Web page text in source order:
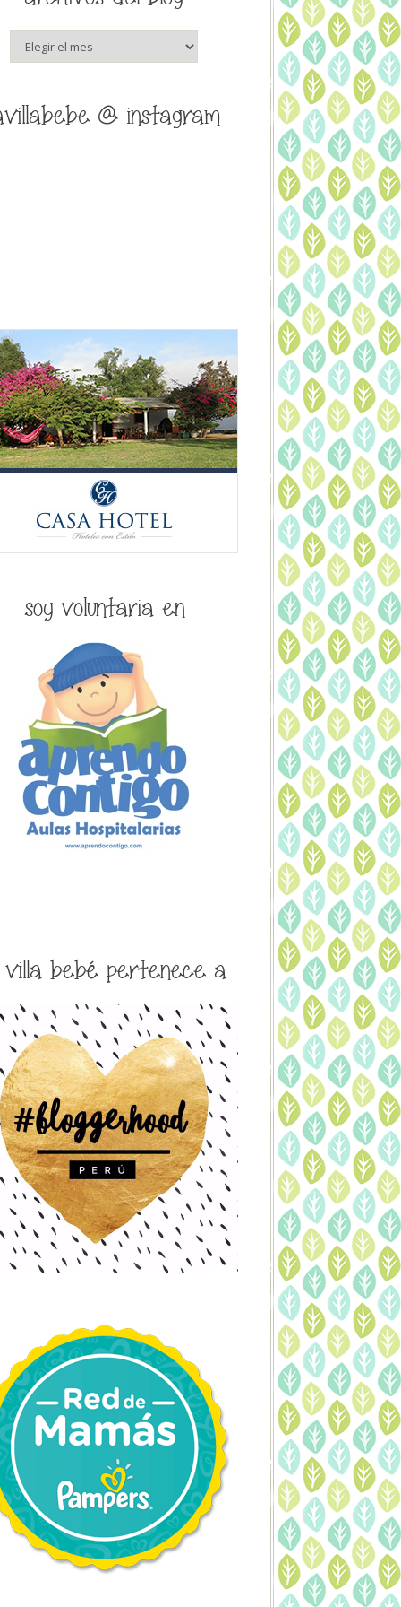
archivos
@ instagram
soy voluntaria en
bebé pertenece a